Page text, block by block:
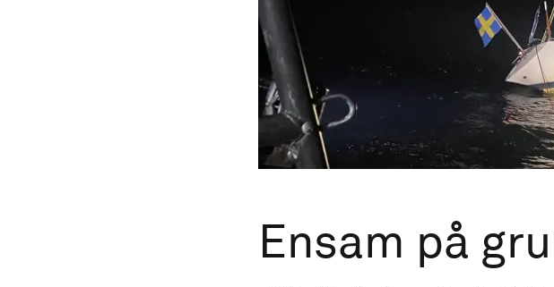
Ensam på